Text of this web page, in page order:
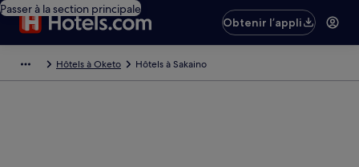
Passer à la section principale
Obtenir l’appli
Hôtels à Oketo Hôtels à Sakaino